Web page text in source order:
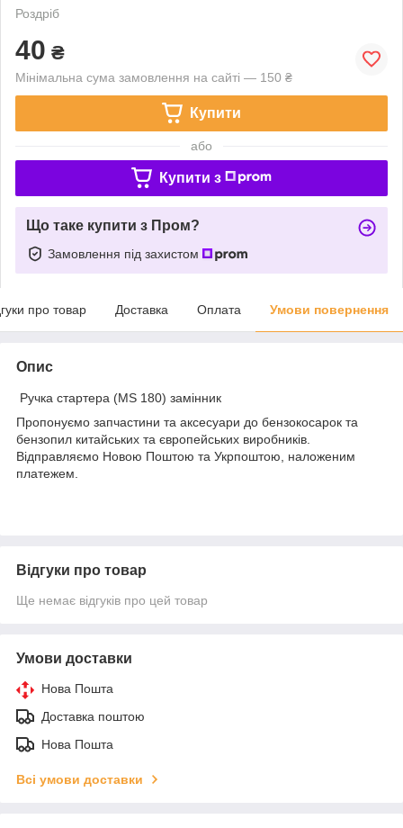
Роздріб
40 ₴
Мінімальна сума замовлення на сайті — 150 ₴
Купити
або
Купити з
Що таке купити з Пром?
Замовлення під захистом
про товар Доставка Оплата Умови повернення
Опис
Ручка стартера (MS 180) замінник
Пропонуємо запчастини та аксесуари до бензокосарок та
бензопил китайських та європейських виробників.
Відправляємо Новою Поштою та Укрпоштою, наложеним
платежем.
Відгуки про товар
Ще немає відгуків про цей товар
Умови доставки
Нова Пошта
Доставка поштою
Нова Пошта
Всі умови доставки